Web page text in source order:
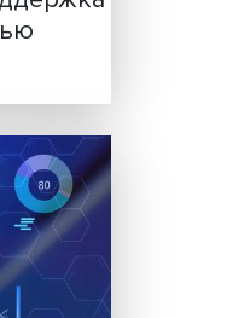
частью